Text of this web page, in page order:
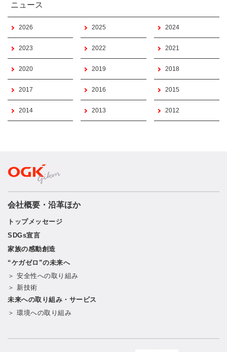
ニュース
2026 2025 2024
2023 2022 2021
2020 2019 2018
2017 2016 2015
2014 2013 2012
会社概要・沿革ほか
トップメッセージ
SDGs宣言
家族の感動創造
“ケガゼロ”の未来へ
＞ 安全性への取り組み
＞ 新技術
未来への取り組み・サービス
＞ 環境への取り組み